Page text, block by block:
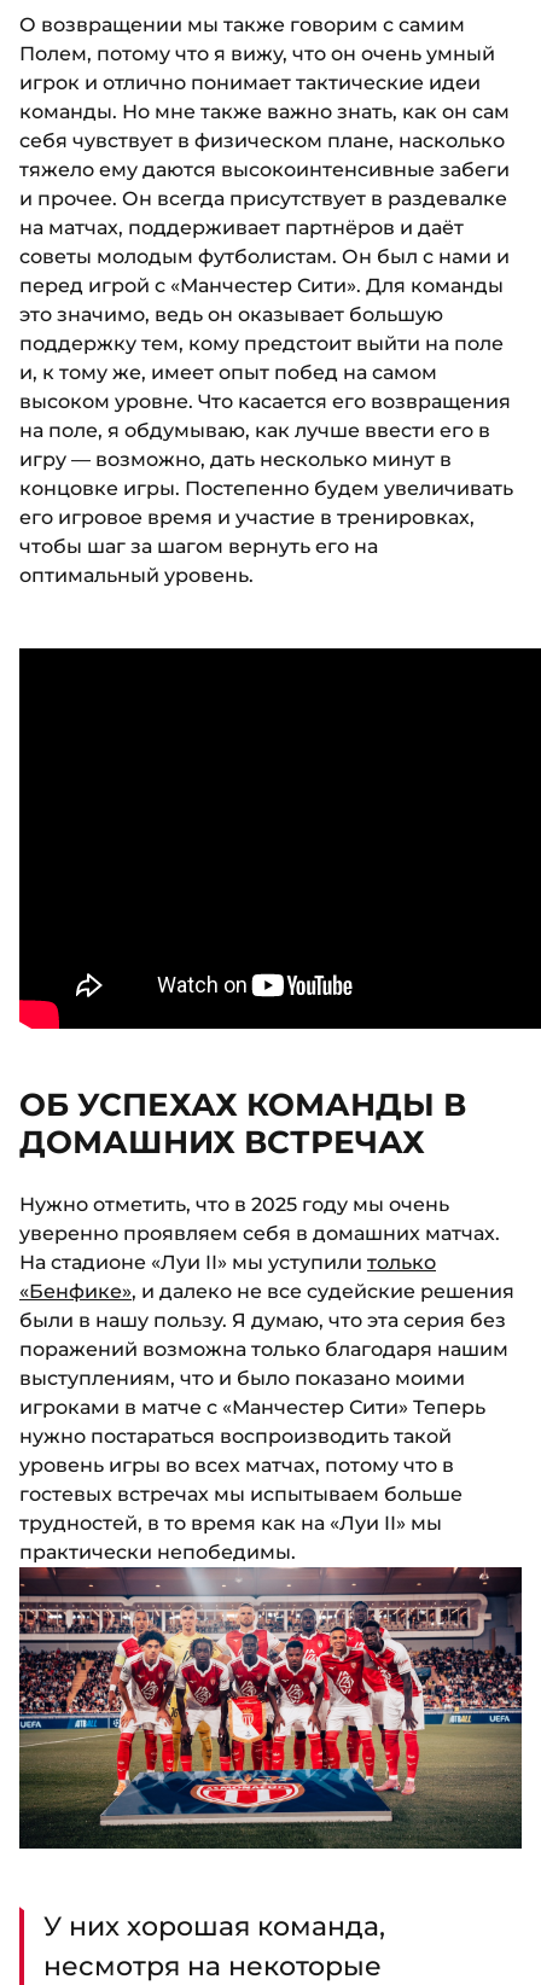
О возвращении мы также говорим с самим
Полем, потому что я вижу, что он очень умный
игрок и отлично понимает тактические идеи
команды. Но мне также важно знать, как он сам
себя чувствует в физическом плане, насколько
тяжело ему даются высокоинтенсивные забеги
и прочее. Он всегда присутствует в раздевалке
на матчах, поддерживает партнёров и даёт
советы молодым футболистам. Он был с нами и
перед игрой с «Манчестер Сити». Для команды
это значимо, ведь он оказывает большую
поддержку тем, кому предстоит выйти на поле
и, к тому же, имеет опыт побед на самом
высоком уровне. Что касается его возвращения
на поле, я обдумываю, как лучше ввести его в
игру — возможно, дать несколько минут в
концовке игры. Постепенно будем увеличивать
его игровое время и участие в тренировках,
чтобы шаг за шагом вернуть его на
оптимальный уровень.
ОБ УСПЕХАХ КОМАНДЫ В
ДОМАШНИХ ВСТРЕЧАХ
Нужно отметить, что в 2025 году мы очень
уверенно проявляем себя в домашних матчах.
На стадионе «Луи II» мы уступили только
«Бенфике», и далеко не все судейские решения
были в нашу пользу. Я думаю, что эта серия без
поражений возможна только благодаря нашим
выступлениям, что и было показано моими
игроками в матче с «Манчестер Сити» Теперь
нужно постараться воспроизводить такой
уровень игры во всех матчах, потому что в
гостевых встречах мы испытываем больше
трудностей, в то время как на «Луи II» мы
практически непобедимы.
У них хорошая команда,
несмотря на некоторые